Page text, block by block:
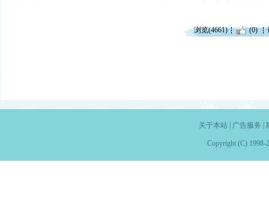
浏览(4661) (0)
关于本站| 广告服务
Copyright (C) 1998-